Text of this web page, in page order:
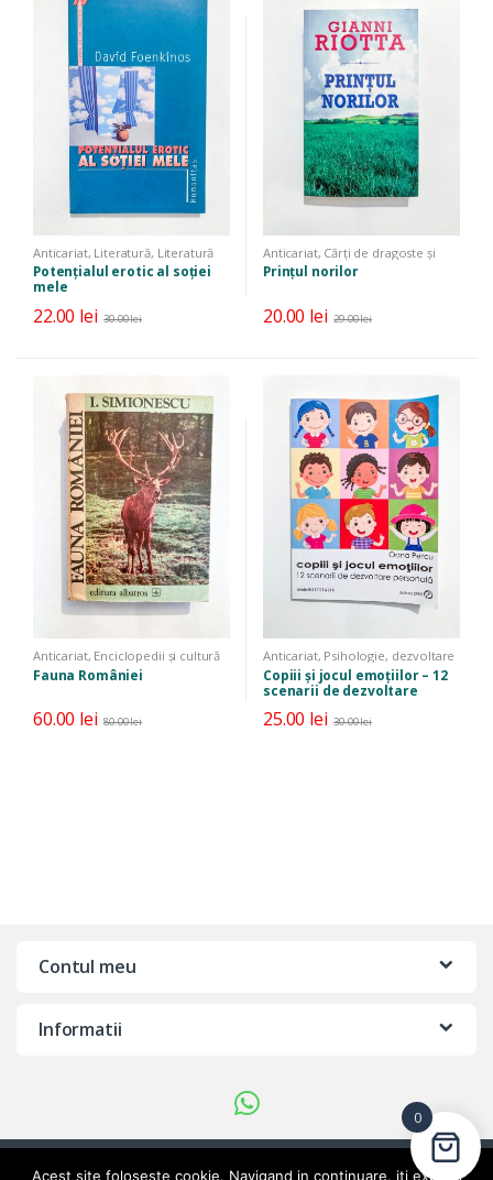
Anticariat, Literatură, Literatură
universală, Satiră și umor
Potențialul erotic al soției
mele
22.00 lei 30.00lei
Anticariat, Cărți de dragoste și
erotice, Literatură Literatură
universală
Prințul norilor
20.00 lei 29.00lei
Anticariat, Enciclopedii și cultură
generală, Științe exacte
Fauna României
60.00 lei 80.00lei
Anticariat, Psihologie, dezvoltare
personală, parenting
Copiii și jocul emoțiilor – 12
scenarii de dezvoltare
25.00 lei 30.00lei
Contul meu
Informatii
Ai intrebari?
0
Acest site foloseste cookie. Navigand in continuare, iti exprimi